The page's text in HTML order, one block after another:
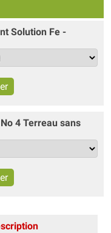
Solution Fe -
4 Terreau sans